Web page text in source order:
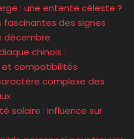
: une entente céleste ?
fascinantes des signes
décembre
chinois :
compatibilités
complexe des
solaire : influence sur